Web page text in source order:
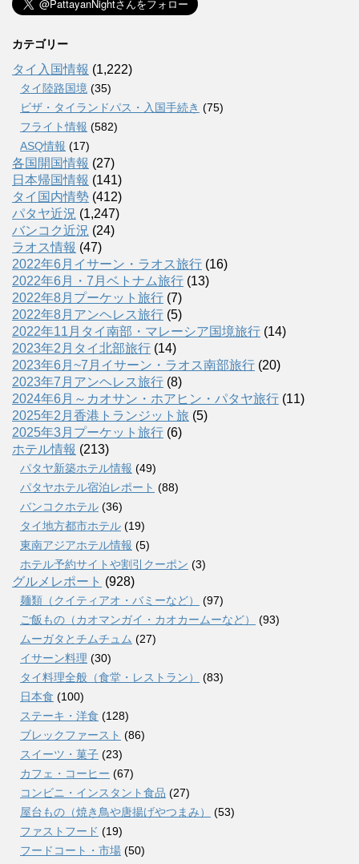
カテゴリー
タイ入国情報 (1,222)
タイ陸路国境 (35)
ビザ・タイランドパス・入国手続き (75)
フライト情報 (582)
ASQ情報 (17)
各国開国情報 (27)
日本帰国情報 (141)
タイ国内情勢 (412)
パタヤ近況 (1,247)
バンコク近況 (24)
ラオス情報 (47)
2022年6月イサーン・ラオス旅行 (16)
2022年6月・7月ベトナム旅行 (13)
2022年8月プーケット旅行 (7)
2022年8月アンヘレス旅行 (5)
2022年11月タイ南部・マレーシア国境旅行 (14)
2023年2月タイ北部旅行 (14)
2023年6月~7月イサーン・ラオス南部旅行 (20)
2023年7月アンヘレス旅行 (8)
2024年6月～カオサン・ホアヒン・パタヤ旅行 (11)
2025年2月香港トランジット旅 (5)
2025年3月プーケット旅行 (6)
ホテル情報 (213)
パタヤ新築ホテル情報 (49)
パタヤホテル宿泊レポート (88)
バンコクホテル (36)
タイ地方都市ホテル (19)
東南アジアホテル情報 (5)
ホテル予約サイトや割引クーポン (3)
グルメレポート (928)
麺類（クイティアオ・バミーなど）
(97)
ご飯もの（カオマンガイ・カオカームーなど）
(93)
ムーガタとチムチュム (27)
イサーン料理 (30)
タイ料理全般（食堂・レストラン）
(83)
日本食 (100)
ステーキ・洋食 (128)
ブレックファースト (86)
スイーツ・菓子 (23)
カフェ・コーヒー (67)
コンビニ・インスタント食品 (27)
屋台もの（焼き鳥や唐揚げやつまみ）
(53)
ファストフード (19)
フードコート・市場 (50)